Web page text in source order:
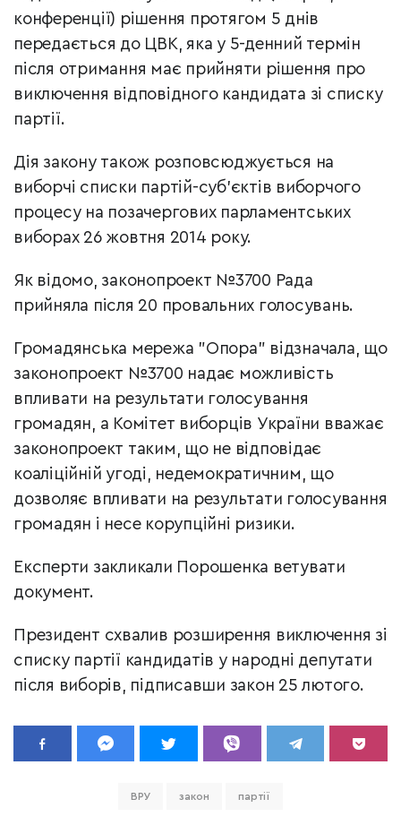
конференції) рішення протягом 5 днів
передається до ЦВК, яка у 5-денний термін
після отримання має прийняти рішення про
виключення відповідного кандидата зі списку
партії.
Дія закону також розповсюджується на
виборчі списки партій-суб'єктів виборчого
процесу на позачергових парламентських
виборах 26 жовтня 2014 року.
Як відомо, законопроект №3700 Рада
прийняла після 20 провальних голосувань.
Громадянська мережа "Опора" відзначала, що
законопроект №3700 надає можливість
впливати на результати голосування
громадян, а Комітет виборців України вважає
законопроект таким, що не відповідає
коаліційній угоді, недемократичним, що
дозволяє впливати на результати голосування
громадян і несе корупційні ризики.
Експерти закликали Порошенка ветувати
документ.
Президент схвалив розширення виключення зі
списку партії кандидатів у народні депутати
після виборів, підписавши закон 25 лютого.
ВРУ закон партії